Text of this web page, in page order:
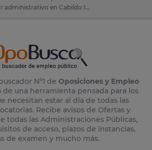
Oposiciones de Auxiliar administrativo en Cabildo Insular de El Hierro (Tenerife)
Nº1 de Oposiciones y Empleo
de una herramienta pensada para los
necesitan estar al día de todas las
Recibe avisos de Ofertas y
todas las Administraciones Públicas,
de acceso, plazos de instancias,
de examen y mucho más.